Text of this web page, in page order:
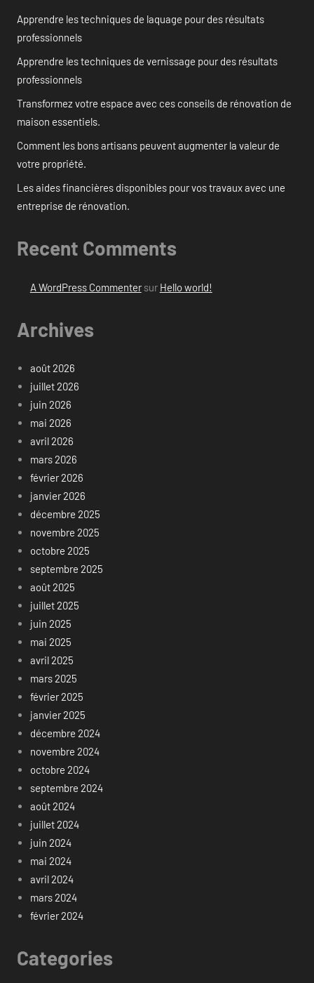
Apprendre les techniques de laquage pour des résultats
professionnels
Apprendre les techniques de vernissage pour des résultats
professionnels
Transformez votre espace avec ces conseils de rénovation de
maison essentiels.
Comment les bons artisans peuvent augmenter la valeur de
votre propriété.
Les aides financières disponibles pour vos travaux avec une
entreprise de rénovation.
Recent Comments
A WordPress Commentersur Hello world!
Archives
août 2026
juillet 2026
juin 2026
mai 2026
avril 2026
mars 2026
février 2026
janvier 2026
décembre 2025
novembre 2025
octobre 2025
septembre 2025
août 2025
juillet 2025
juin 2025
mai 2025
avril 2025
mars 2025
février 2025
janvier 2025
décembre 2024
novembre 2024
octobre 2024
septembre 2024
août 2024
juillet 2024
juin 2024
mai 2024
avril 2024
mars 2024
février 2024
Categories